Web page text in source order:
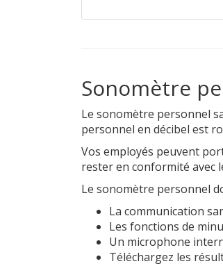
Sonomètre
Le sonomètre personnel
personnel en décibel est
Vos employés peuvent
rester en conformité avec
Le sonomètre personnel
La communication
Les fonctions de
Un microphone
Téléchargez les